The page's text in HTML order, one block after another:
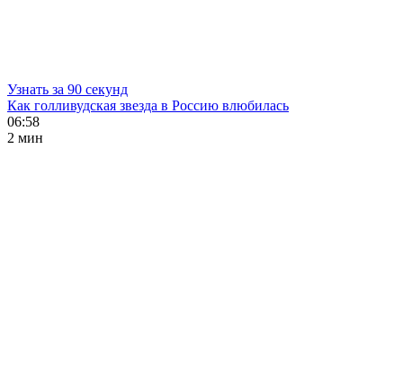
Узнать за 90 секунд
Как голливудская звезда в Россию влюбилась
06:58
2 мин